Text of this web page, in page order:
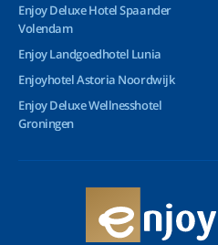
Enjoy Deluxe Hotel Spaander
Volendam
Enjoy Landgoedhotel Lunia
Enjoyhotel Astoria Noordwijk
Enjoy Deluxe Wellnesshotel
Groningen